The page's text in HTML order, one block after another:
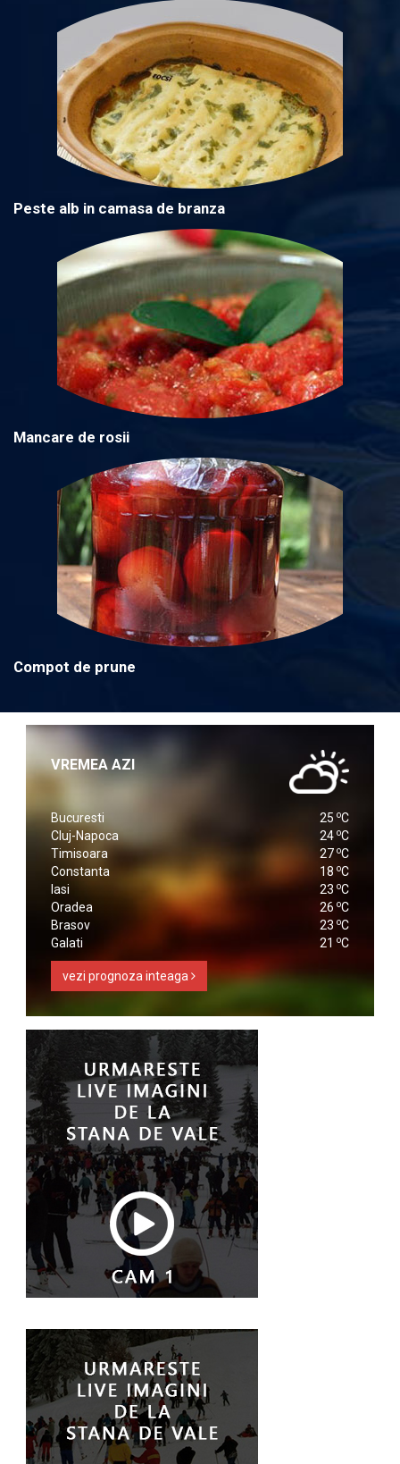
Peste alb in camasa de branza
Mancare de rosii
Compot de prune
VREMEA AZI
Bucuresti 25 oC
Cluj-Napoca
24 oC
Timisoara
27 oC
Constanta
18 oC
Iasi
23 oC
Oradea
26 oC
Brasov
23 oC
Galati
21 oC
vezi prognoza inteaga